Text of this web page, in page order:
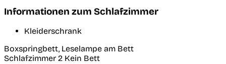
Informationen zum Schlafzimmer
Kleiderschrank
Boxspringbett, Leselampe am Bett
Schlafzimmer 2 Kein Bett